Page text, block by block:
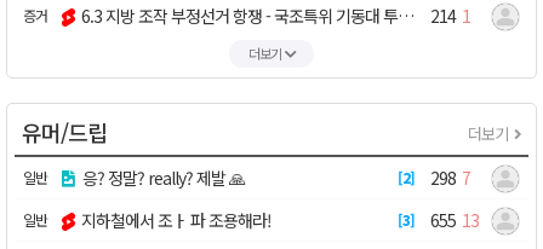
증거 6.3 지방 조작 부정선거 항쟁 - 국조특위 기동대 투입 40분 부실검증 +7 1
214
더보기
유머/드립 더보기
일반 응? 정말? really? 제발 🙏 2 7
298
일반 지하철에서 조ㅏ 파 조용해라! 3 13
655